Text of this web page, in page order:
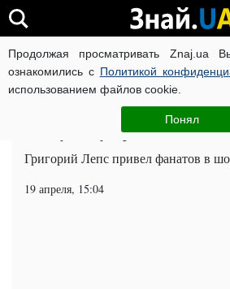
Продолжая просматривать Znaj.ua
ознакомились с Политикой
использованием файлов cookie.
Понял
ВОЙНА РОССИИ ПРОТИВ
Шоу-бизнес
Лепс ужаснул фанатов сменой
Григорий Лепс привел фанатов в
19 апреля, 15:04